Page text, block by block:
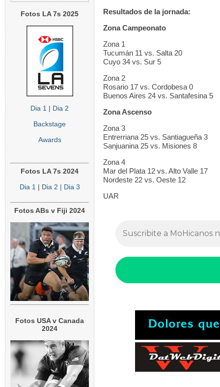
Fotos LA 7s 2025
Dia 1 | Dia 2
Backstage
Awards
Fotos LA 7s 2024
Dia 1 | Dia 2 | Dia 3
Fotos ABs v Fiji 2024
Fotos USA v Canada
2024
Resultados de la jornada:
Zona Campeonato
Zona 1
Tucumán 11 vs. Salta 20
Cuyo 34 vs. Sur 5
Zona 2
Rosario 17 vs. Cordobesa 0
Buenos Aires 24 vs. Santafesina 5
Zona Ascenso
Zona 3
Entrerriana 25 vs. Santiagueña 3
Sanjuanina 25 vs. Misiones 8
Zona 4
Mar del Plata 12 vs. Alto Valle 17
Nordeste 22 vs. Oeste 12
UAR